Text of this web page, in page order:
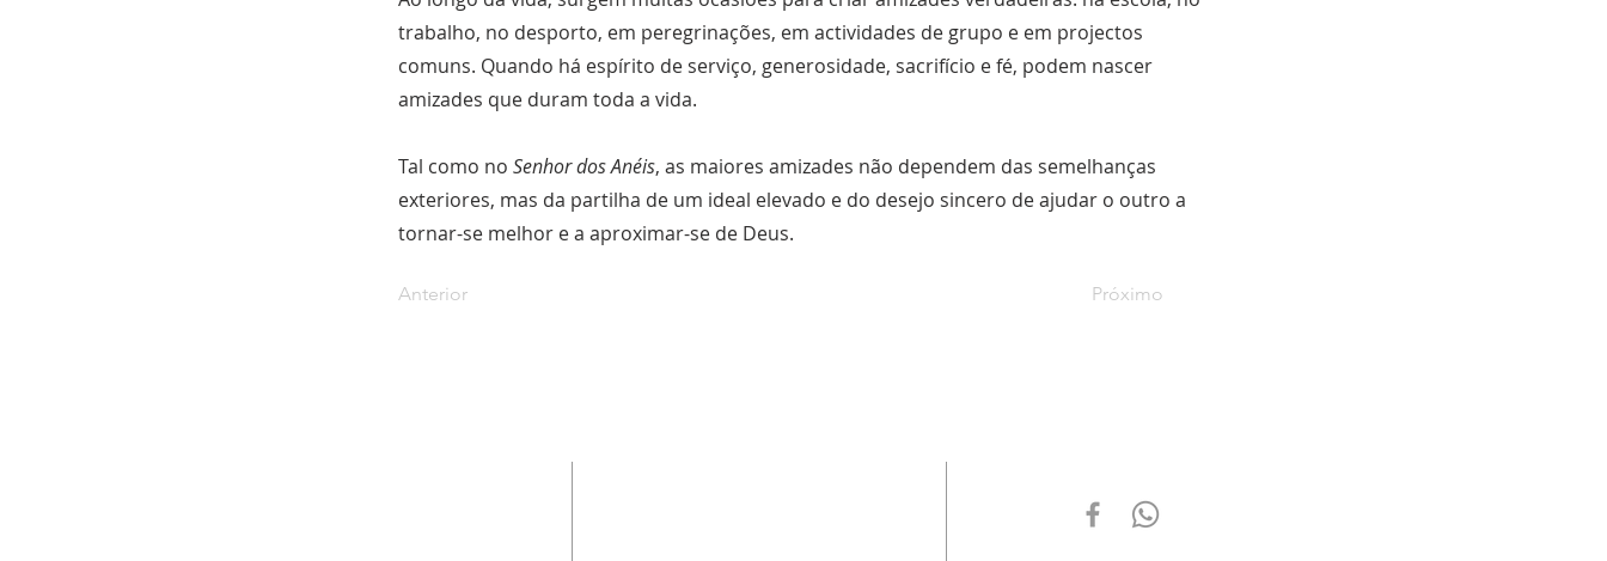
trabalho, no desporto, em peregrinações, em actividades de grupo e em projectos
comuns. Quando há espírito de serviço, generosidade, sacrifício e fé, podem nascer
amizades que duram toda a vida.
Tal como no Senhor dos Anéis, as maiores amizades não dependem das semelhanças
exteriores, mas da partilha de um ideal elevado e do desejo sincero de ajudar o outro a
tornar-se melhor e a aproximar-se de Deus.
Anterior Próximo